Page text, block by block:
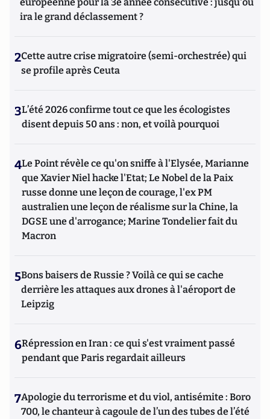
ira le grand déclassement ?
2Cette autre crise migratoire (semi-orchestrée) qui
se profile après Ceuta
3L’été 2026 confirme tout ce que les écologistes
disent depuis 50 ans : non, et voilà pourquoi
4Le Point révèle ce qu'on sniffe à l'Elysée, Marianne
que Xavier Niel hacke l'Etat; Le Nobel de la Paix
russe donne une leçon de courage, l'ex PM
australien une leçon de réalisme sur la Chine, la
DGSE une d'arrogance; Marine Tondelier fait du
Macron
5Bons baisers de Russie ? Voilà ce qui se cache
derrière les attaques aux drones à l'aéroport de
Leipzig
6Répression en Iran : ce qui s'est vraiment passé
pendant que Paris regardait ailleurs
7Apologie du terrorisme et du viol, antisémite : Boro
700, le chanteur à cagoule de l’un des tubes de l’été